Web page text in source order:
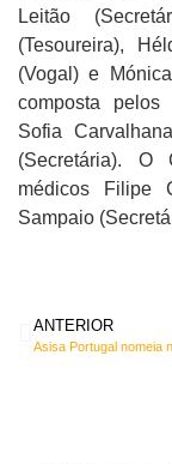
Leitão
(Tesoureira),
(Vogal) e
composta pelos
Sofia
(Secretária). O
médicos Filipe
Sampaio
ANTERIOR